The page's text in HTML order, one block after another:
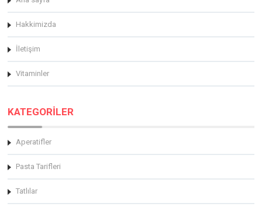
Hakkimizda
İletişim
Vitaminler
KATEGORİLER
Aperatifler
Pasta Tarifleri
Tatlılar